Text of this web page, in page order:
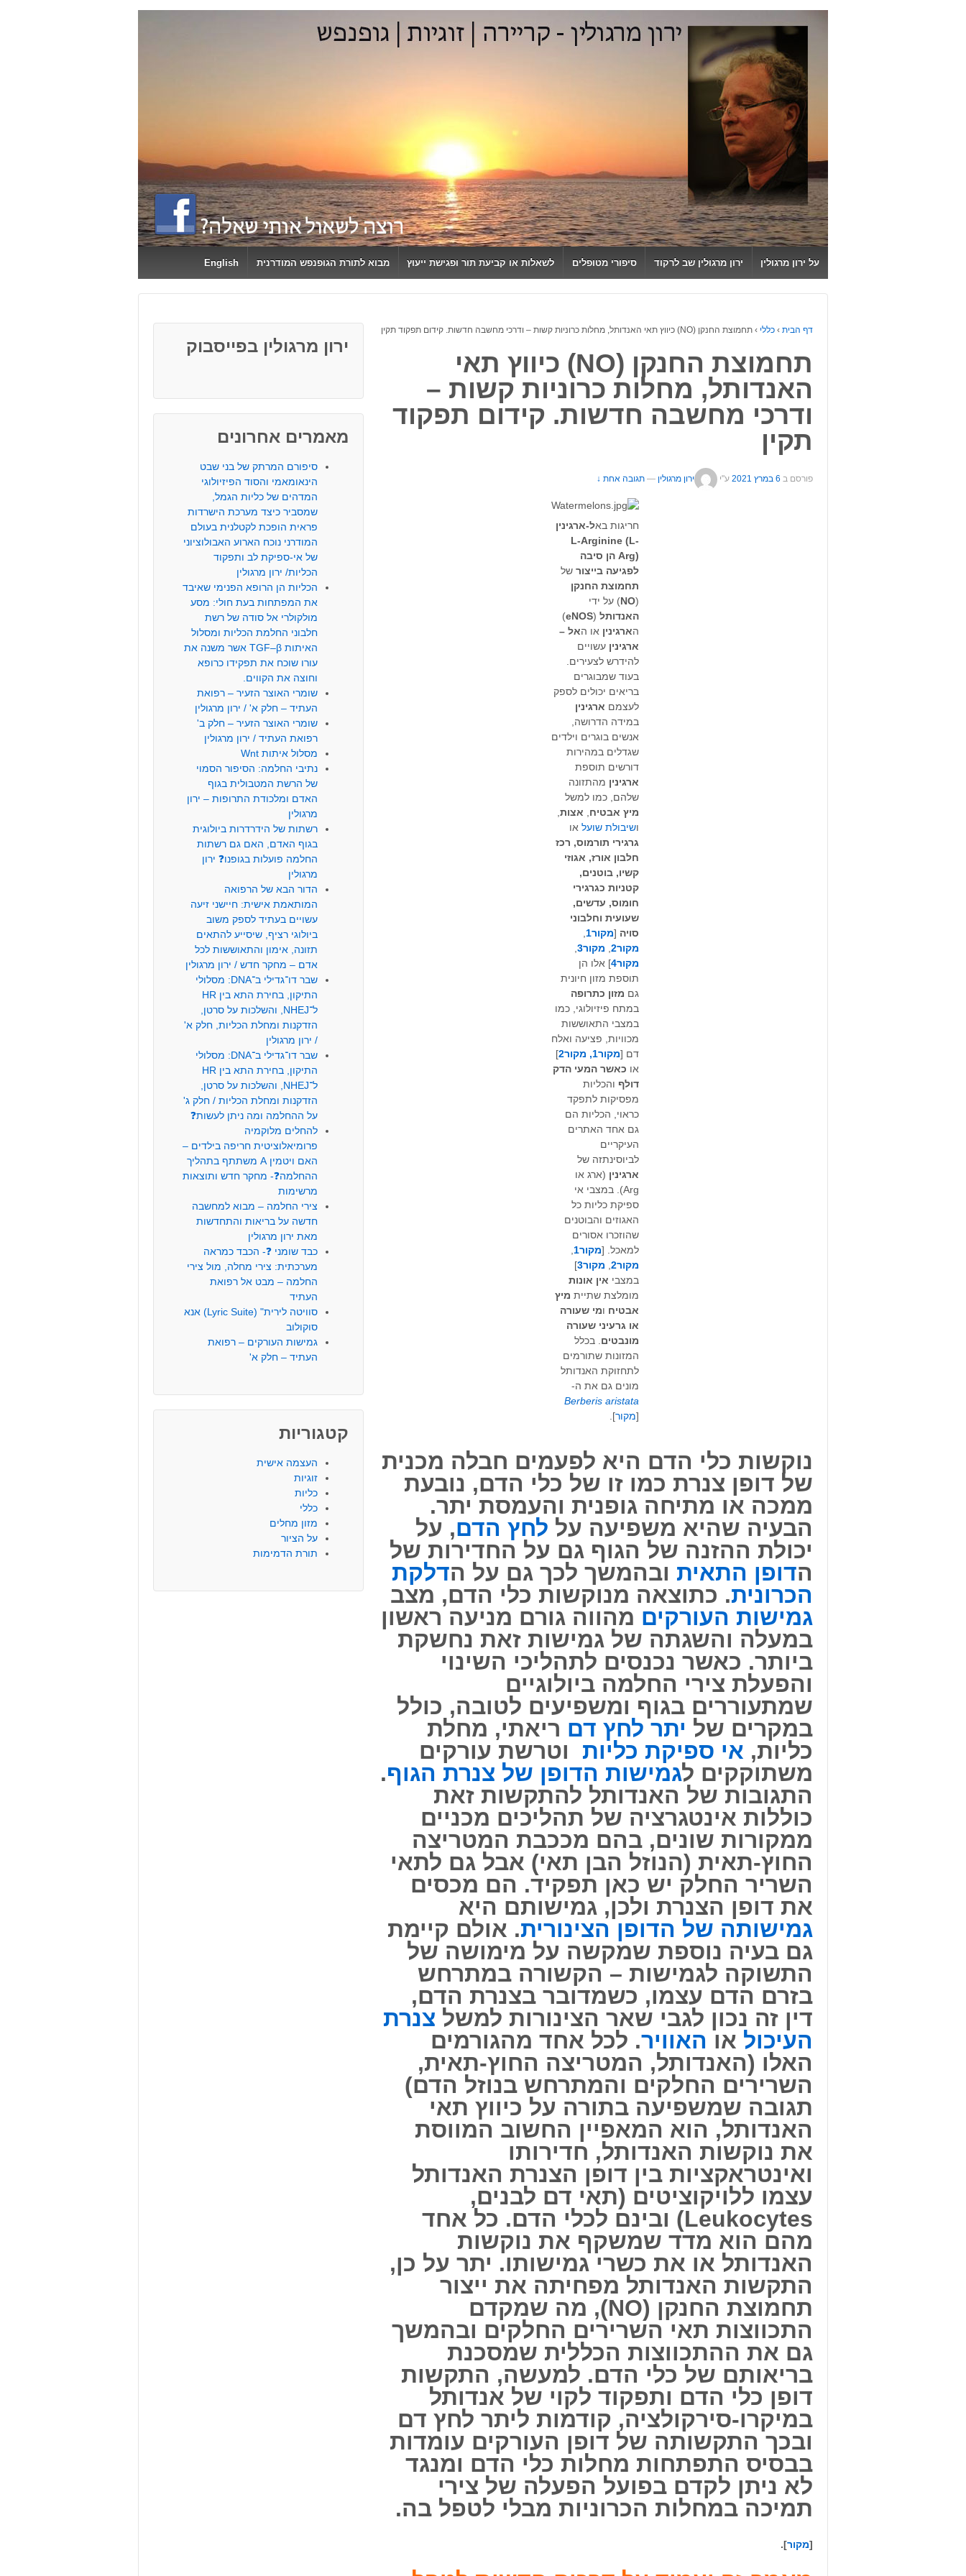
CONTENT
על ירון מרגולין ירון מרגולין שב לרקוד סיפורי מטופלים לשאלות או קביעת תור ופגישת ייעוץ מבוא לתורת הגופנפש המודרנית English
דף הבית › כללי › תחמוצת החנקן (NO) כיווץ תאי האנדותל, מחלות כרוניות קשות – ודרכי מחשבה חדשות. קידום תפקוד תקין
תחמוצת החנקן (NO) כיווץ תאי
האנדותל, מחלות כרוניות קשות –
ודרכי מחשבה חדשות. קידום תפקוד
תקין
פורסם ב 6 במרץ 2021 ע"י ירון מרגולין — תגובה אחת ↓
חריגות באל-ארגינין
L-Arginine (L-
Arg) הן סיבה
לפגיעה בייצור של
תחמוצת החנקן
(
NO
) על ידי
האנדותל (
eNOS
)
הארגינין או האל –
ארגינין עשויים
להידרש לצעירים.
בעוד שמבוגרים
בריאים יכולים לספק
לעצמם ארגינין
במידה הדרושה,
אנשים בוגרים וילדים
שגדלים במהירות
דורשים תוספת
ארגינין מהתזונה
שלהם, כמו למשל
מיץ אבטיח
אצות,
ושיבולת שועלאו
גרגירי תורמוס, רכז
חלבון אורז, אגוזי
קשיו, בוטנים,
קטניות כגרגירי
חומוס, עדשים,
שעועית וחלבוני
סויה [מקור1
מקור2 , מקור3 ,
מקור4 ] אלו הן
תוספת מזון חיונית
גם מזון כתרופה
במתח פיזיולוגי, כמו
במצבי התאוששות
מכוויות, פציעה ואלח
דם [מקור1, מקור2 ]
או כאשר המעי הדק
דולף והכליות
מפסיקות לתפקד
כראוי, הכליות הם
גם אחד האתרים
העיקריים
לביוסינתזה של
ארגינין (ארג או
Arg). במצבי אי
ספיקת כליות כל
האגוזים והבוטנים
שהוזכרו אסורים
למאכל. [מקור1
מקור2 , מקור3 ]
במצבי אין אונות
מומלצת שתייתמיץ
אבטיח ומי שעורה
או גרעיני שעורה
מונבטים . בכלל
המזונות שתורמים
לתחזוקת האנדותל
מונים גם את ה-
Berberis aristata
[מקור].
נוקשות כלי הדם היא לפעמים חבלה מכנית
של דופן צנרת כמו זו של כלי הדם, נובעת
ממכה או מתיחה גופנית והעמסת יתר.
הבעיה שהיא משפיעה על לחץ הדם, על
יכולת ההזנה של הגוף גם על החדירות של
הדופן התאית ובהמשך לכך גם על הדלקת
הכרונית. כתוצאה מנוקשות כלי הדם, מצב
גמישות העורקים מהווה גורם מניעה ראשון
במעלה והשגתה של גמישות זאת נחשקת
ביותר. כאשר נכנסים לתהליכי השינוי
והפעלת צירי החלמה ביולוגיים
שמתעוררים בגוף ומשפיעים לטובה, כולל
במקרים של יתר לחץ דם ריאתי, מחלת
כליות, אי ספיקת כליות וטרשת עורקים
משתוקקים לגמישות הדופן של צנרת הגוף.
התגובות של האנדותל להתקשות זאת
כוללות אינטגרציה של תהליכים מכניים
ממקורות שונים, בהם מככבת המטריצה ​​
החוץ-תאית (הנוזל הבן תאי) אבל גם לתאי
השריר החלק יש כאן תפקיד. הם מכסים
את דופן הצנרת ולכן, גמישותם היא
גמישותה של הדופן הצינורית. אולם קיימת
גם בעיה נוספת שמקשה על מימושה של
התשוקה לגמישות – הקשורה במתרחש
בזרם הדם עצמו, כשמדובר בצנרת הדם,
דין זה נכון לגבי שאר הצינורות למשל צנרת
העיכול או האוויר. לכל אחד מהגורמים
האלו (האנדותל, המטריצה ​​החוץ-תאית,
השרירים החלקים והמתרחש בנוזל הדם)
תגובה שמשפיעה בתורה על כיווץ תאי
האנדותל, הוא המאפיין החשוב המווסת
את נוקשות האנדותל, חדירותו
ואינטראקציות בין דופן הצנרת האנדותל
עצמו ללויקוציטים (תאי דם לבנים,
Leukocytes) ובינם לכלי הדם. כל אחד
מהם הוא מדד שמשקף את נוקשות
האנדותל או את כשרי גמישותו. יתר על כן,
התקשות האנדותל מפחיתה את ייצור
תחמוצת החנקן (NO), מה שמקדם
התכווצות תאי השרירים החלקים ובהמשך
גם את ההתכווצות הכללית שמסכנת
בריאותם של כלי הדם. למעשה, התקשות
דופן כלי הדם ותפקוד לקוי של אנדותל
במיקרו-סירקולציה, קודמות ליתר לחץ דם
ובכך התקשותה של דופן העורקים עומדות
בבסיס התפתחות מחלות כלי הדם ומנגד
לא ניתן לקדם בפועל הפעלה של צירי
תמיכה במחלות הכרוניות מבלי לטפל בה.
[מקור].
ירון מרגולין בפייסבוק
מאמרים אחרונים
סיפורם המרתק של בני שבט
הינאומאמי והסוד הפיזיולוגי
המדהים של כליות הגמל,
שמסביר כיצד מערכת הישרדות
פראית הופכת לקטלנית בעולם
המודרני נוכח הארוע האבולוציוני
של אי-ספיקת לב ותפקוד
הכליות/ ירון מרגולין
הכליות הן הרופא הפנימי שאיבד
את המפתחות בעת חולי: מסע
מולקולרי אל סודה של רשת
חלבוני החלמת הכליות ומסלול
האיתות TGF–β אשר משנה את
עורו שוכח את תפקידו כרופא
וחוצה את הקווים.
שומרי האוצר הזעיר – רפואת
העתיד – חלק א' / ירון מרגולין
שומרי האוצר הזעיר – חלק ב'
רפואת העתיד / ירון מרגולין
מסלול איתות Wnt
נתיבי החלמה: הסיפור הסמוי
של הרשת המטבולית בגוף
האדם ומלכודת התרופות – ירון
מרגולין
רשתות של הידרדרות ביולוגית
בגוף האדם, האם גם רשתות
החלמה פועלות בגופנו❓ ירון
מרגולין
הדור הבא של הרפואה
המותאמת אישית: חיישני זיעה
עשויים בעתיד לספק משוב
ביולוגי רציף, שיסייע להתאים
תזונה, אימון והתאוששות לכל
אדם – מחקר חדש / ירון מרגולין
שבר דו־גדילי ב־DNA: מסלולי
התיקון, בחירת התא בין HR
ל־NHEJ, והשלכות על סרטן,
הזדקנות ומחלת הכליות, חלק א'
/ ירון מרגולין
שבר דו־גדילי ב־DNA: מסלולי
התיקון, בחירת התא בין HR
ל־NHEJ, והשלכות על סרטן,
הזדקנות ומחלת הכליות / חלק ג'
על ההחלמה ומה ניתן לעשות❓
להחלים מלוקמיה
פרומיאלוציטית חריפה בילדים –
האם ויטמין A משתתף בתהליך
ההחלמה❓- מחקר חדש ותוצאות
מרשימות
צירי החלמה – מבוא למחשבה
חדשה על בריאות והתחדשות
מאת ירון מרגולין
כבד שומני ❓- הכבד כמראה
מערכתית: צירי מחלה, מול צירי
החלמה – מבט אל רפואת
העתיד
סוויטה לירית" (Lyric Suite) אנא
סוקולוב
גמישות העורקים – רפואת
העתיד – חלק א'
קטגוריות
העצמה אישית
זוגיות
כליות
כללי
מזון מחלים
על הציור
תורת הדמימות